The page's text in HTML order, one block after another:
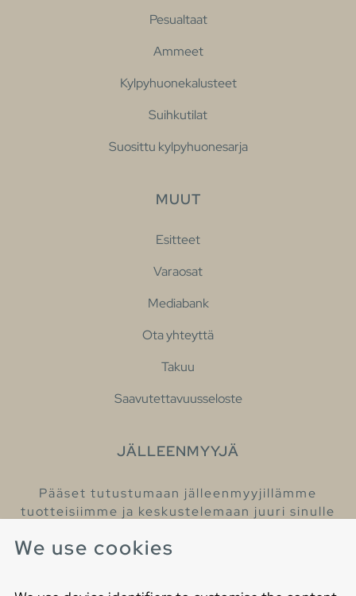
We use cookies
Pesualtaat
Ammeet
Kylpyhuonekalusteet
Suihkutilat
Suosittu kylpyhuonesarja
MUUT
Esitteet
Varaosat
Mediabank
Ota yhteyttä
Takuu
Saavutettavuusseloste
JÄLLEENMYYJÄ
Pääset tutustumaan jälleenmyyjillämme
tuotteisiimme ja keskustelemaan juuri sinulle